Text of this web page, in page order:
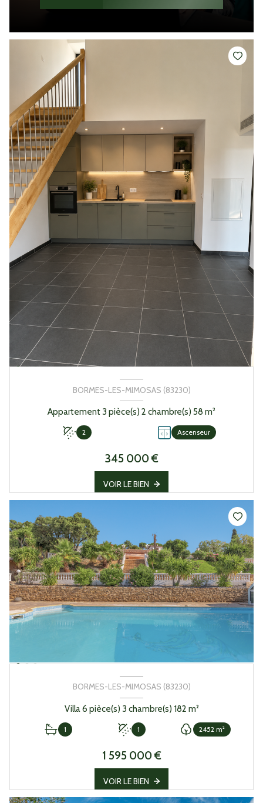
BORMES-LES-MIMOSAS (83230)
Appartement 3 pièce(s) 2 chambre(s) 58 m²
2 Ascenseur
345 000 €
VOIR LE BIEN
BORMES-LES-MIMOSAS (83230)
Villa 6 pièce(s) 3 chambre(s) 182 m²
1 1 2452 m²
1 595 000 €
VOIR LE BIEN